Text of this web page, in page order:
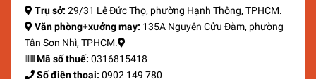
Trụ sở: 29/31 Lê Đức Thọ, phường Hạnh Thông, TPHCM.
Văn phòng+xưởng may: 135A Nguyễn Cửu Đàm, phường
Tân Sơn Nhì, TPHCM.
Mã số thuế: 0316815418
Số điện thoại: 0902 149 780